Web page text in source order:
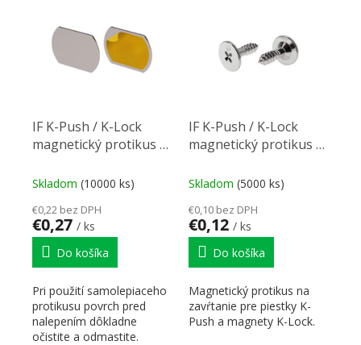
IF K-Push / K-Lock
magnetický protikus k
Skladom (10000 ks)
€0,22 bez DPH
€0,27 / ks
Do košíka
Pri použití samolepiaceho
protikusu povrch pred
nalepením dôkladne
očistite a odmastite.
IF K-Push / K-Lock
magnetický protikus k
Skladom (5000 ks)
€0,10 bez DPH
€0,12 / ks
Do košíka
Magnetický protikus na
zavŕtanie pre piestky K-
Push a magnety K-Lock.